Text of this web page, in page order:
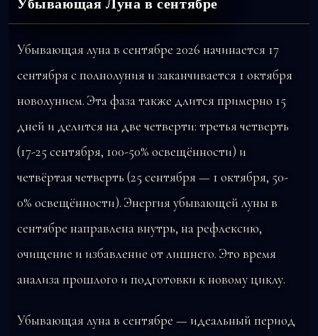
Убывающая Луна в сентябре
Убывающая луна в сентябре 2026 начинается 17
сентября с полнолуния и заканчивается 1 октября
новолунием. Эта фаза также длится примерно 15
дней и делится на две четверти: третья четверть
(17-25 сентября, 100-50% освещённости) и
четвёртая четверть (25 сентября — 1 октября, 50-
0% освещённости). Энергия убывающей луны в
сентябре направлена внутрь, на рефлексию,
очищение и избавление от лишнего. Это время
анализа прошлого и подготовки к новому циклу.
Убывающая луна в сентябре — идеальный период